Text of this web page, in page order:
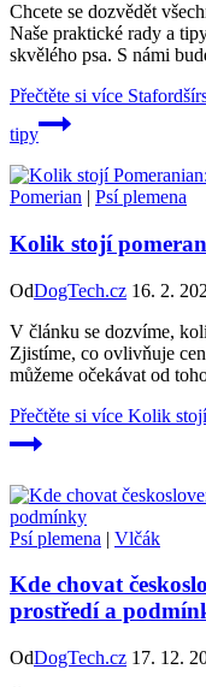
Chcete se dozvědět
Naše praktické rady a
skvělého psa. S námi
Přečtěte si více
tipy
Pomerian | Psí plemena
Kolik stojí
OdDogTech.cz 16. 2.
V článku se dozvíme,
Zjistíme, co ovlivňuje
můžeme očekávat od
Přečtěte si více Kolik
Psí plemena | Vlčák
Kde chovat
prostředí a
OdDogTech.cz 17. 12.